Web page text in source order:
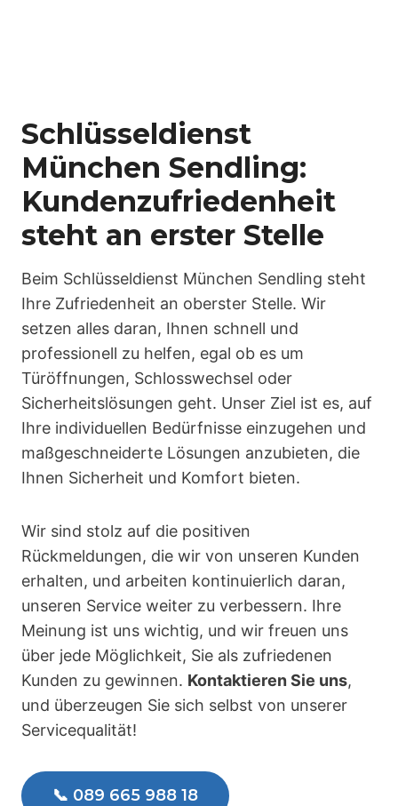
Schlüsseldienst
München Sendling:
Kundenzufriedenheit
steht an erster Stelle
Beim Schlüsseldienst München Sendling steht
Ihre Zufriedenheit an oberster Stelle. Wir
setzen alles daran, Ihnen schnell und
professionell zu helfen, egal ob es um
Türöffnungen, Schlosswechsel oder
Sicherheitslösungen geht. Unser Ziel ist es, auf
Ihre individuellen Bedürfnisse einzugehen und
maßgeschneiderte Lösungen anzubieten, die
Ihnen Sicherheit und Komfort bieten.
Wir sind stolz auf die positiven
Rückmeldungen, die wir von unseren Kunden
erhalten, und arbeiten kontinuierlich daran,
unseren Service weiter zu verbessern. Ihre
Meinung ist uns wichtig, und wir freuen uns
über jede Möglichkeit, Sie als zufriedenen
Kunden zu gewinnen. Kontaktieren Sie uns,
und überzeugen Sie sich selbst von unserer
Servicequalität!
📞 089 665 988 18